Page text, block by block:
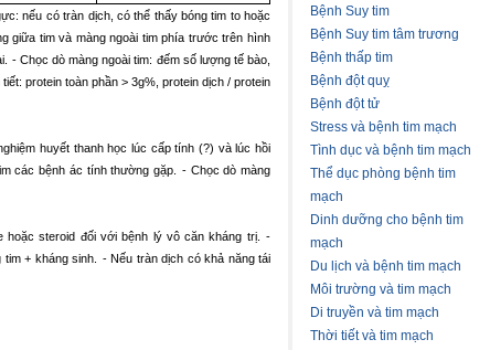
nếu có tràn dịch, có thể thấy bóng tim to hoặc
giữa tim và màng ngoài tim phía trước trên hình
- Chọc dò màng ngoài tim: đếm số lượng tế bào,
protein toàn phần > 3g%, protein dịch / protein
huyết thanh học lúc cấp tính (?) và lúc hồi
các bệnh ác tính thường gặp.
- Chọc dò màng
hoặc steroid đối với bệnh lý vô căn kháng trị.
-
+ kháng sinh. - Nếu tràn dịch có khả năng tái
Bệnh Suy tim
Bệnh Suy tim tâm trương
Bệnh thấp tim
Bệnh đột quỵ
Bệnh đột tử
Stress và bệnh tim mạch
Tình dục và bệnh tim mạch
Thể dục phòng bệnh tim
mạch
Dinh dưỡng cho bệnh tim
mạch
Du lịch và bệnh tim mạch
Môi trường và tim mạch
Di truyền và tim mạch
Thời tiết và tim mạch